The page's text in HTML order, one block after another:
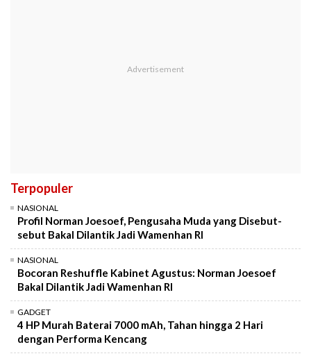
Terpopuler
NASIONAL
Profil Norman Joesoef, Pengusaha Muda yang Disebut-
sebut Bakal Dilantik Jadi Wamenhan RI
NASIONAL
Bocoran Reshuffle Kabinet Agustus: Norman Joesoef
Bakal Dilantik Jadi Wamenhan RI
GADGET
4 HP Murah Baterai 7000 mAh, Tahan hingga 2 Hari
dengan Performa Kencang